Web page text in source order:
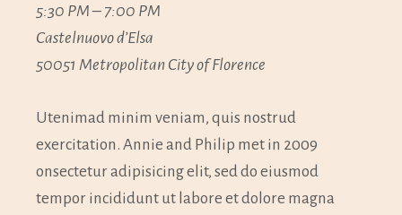
5:30 PM – 7:00 PM
Castelnuovo d’Elsa
50051 Metropolitan City of Florence
Utenimad minim veniam, quis nostrud
exercitation. Annie and Philip met in 2009
onsectetur adipisicing elit, sed do eiusmod
tempor incididunt ut labore et dolore magna